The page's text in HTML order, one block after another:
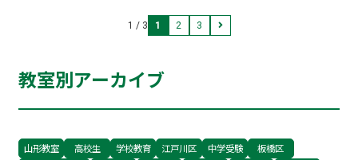
1 / 3 1 2 3
教室別アーカイブ
山形教室 高校生 学校教育 江戸川区 中学受験
板橋区